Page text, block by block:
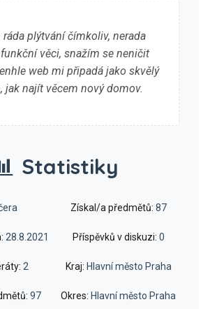
ráda plýtvání čímkoliv, nerada
věci, snažím se neničit
web mi připadá jako skvělý
jak najít věcem nový domov.
Statistiky
28.8.2021
2
97
Získal/a předmětů: 87
Příspěvků v diskuzi: 0
Kraj: Hlavní město Praha
Okres: Hlavní město Praha